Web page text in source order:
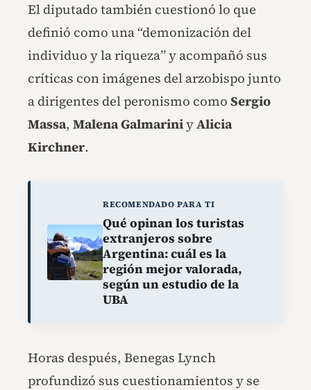
El diputado también cuestionó lo que
definió como una “demonización del
individuo y la riqueza” y acompañó sus
críticas con imágenes del arzobispo junto
a dirigentes del peronismo como Sergio
Massa, Malena GalmariniyAlicia
Kirchner.
RECOMENDADO PARA TI
Qué opinan los turistas
extranjeros sobre
Argentina: cuál es la
región mejor valorada,
según un estudio de la
UBA
Horas después, Benegas Lynch
profundizó sus cuestionamientos y se